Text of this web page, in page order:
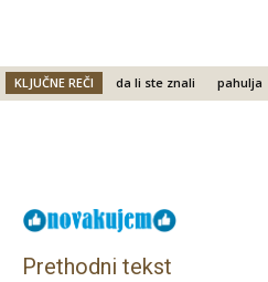
KLJUČNE REČI da li ste znali pahulja
Prethodni tekst